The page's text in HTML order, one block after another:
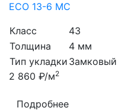
ЕСО 13-6 MC
Класс
43
Толщина
4 мм
Тип укладки Замковый
2 860 ₽/м2
Подробнее